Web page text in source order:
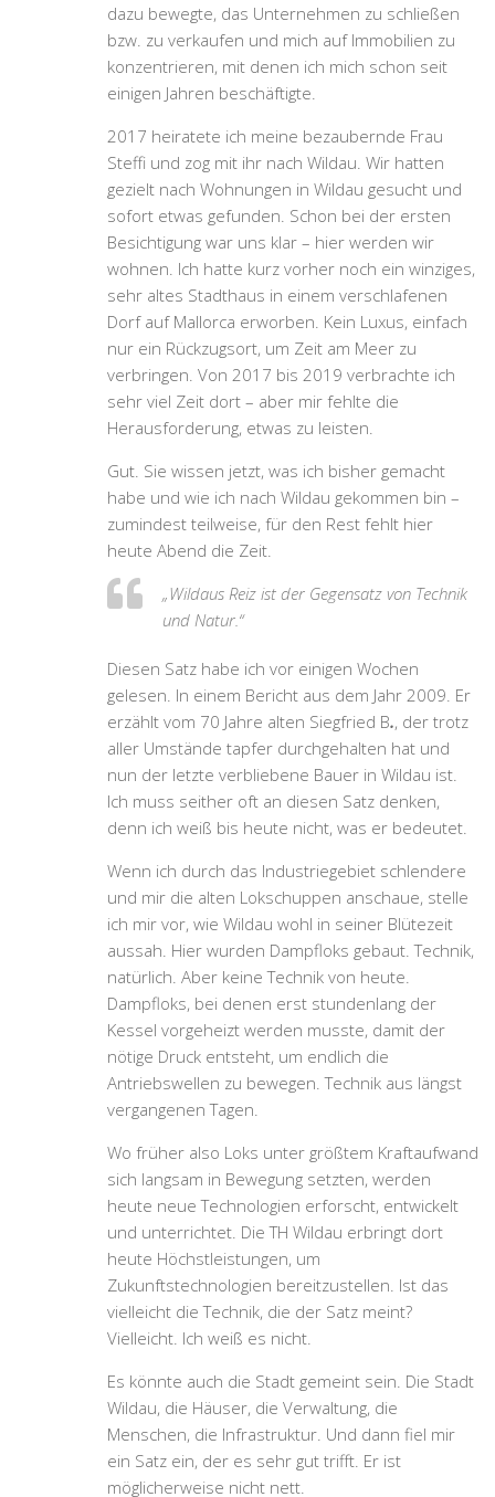
dazu bewegte, das Unternehmen zu schließen
bzw. zu verkaufen und mich auf Immobilien zu
konzentrieren, mit denen ich mich schon seit
einigen Jahren beschäftigte.
2017 heiratete ich meine bezaubernde Frau
Steffi und zog mit ihr nach Wildau. Wir hatten
gezielt nach Wohnungen in Wildau gesucht und
sofort etwas gefunden. Schon bei der ersten
Besichtigung war uns klar – hier werden wir
wohnen. Ich hatte kurz vorher noch ein winziges,
sehr altes Stadthaus in einem verschlafenen
Dorf auf Mallorca erworben. Kein Luxus, einfach
nur ein Rückzugsort, um Zeit am Meer zu
verbringen. Von 2017 bis 2019 verbrachte ich
sehr viel Zeit dort – aber mir fehlte die
Herausforderung, etwas zu leisten.
Gut. Sie wissen jetzt, was ich bisher gemacht
habe und wie ich nach Wildau gekommen bin –
zumindest teilweise, für den Rest fehlt hier
heute Abend die Zeit.
„Wildaus Reiz ist der Gegensatz von Technik
und Natur.“
Diesen Satz habe ich vor einigen Wochen
gelesen. In einem Bericht aus dem Jahr 2009. Er
erzählt vom 70 Jahre alten Siegfried B., der trotz
aller Umstände tapfer durchgehalten hat und
nun der letzte verbliebene Bauer in Wildau ist.
Ich muss seither oft an diesen Satz denken,
denn ich weiß bis heute nicht, was er bedeutet.
Wenn ich durch das Industriegebiet schlendere
und mir die alten Lokschuppen anschaue, stelle
ich mir vor, wie Wildau wohl in seiner Blütezeit
aussah. Hier wurden Dampfloks gebaut. Technik,
natürlich. Aber keine Technik von heute.
Dampfloks, bei denen erst stundenlang der
Kessel vorgeheizt werden musste, damit der
nötige Druck entsteht, um endlich die
Antriebswellen zu bewegen. Technik aus längst
vergangenen Tagen.
Wo früher also Loks unter größtem Kraftaufwand
sich langsam in Bewegung setzten, werden
heute neue Technologien erforscht, entwickelt
und unterrichtet. Die TH Wildau erbringt dort
heute Höchstleistungen, um
Zukunftstechnologien bereitzustellen. Ist das
vielleicht die Technik, die der Satz meint?
Vielleicht. Ich weiß es nicht.
Es könnte auch die Stadt gemeint sein. Die Stadt
Wildau, die Häuser, die Verwaltung, die
Menschen, die Infrastruktur. Und dann fiel mir
ein Satz ein, der es sehr gut trifft. Er ist
möglicherweise nicht nett.